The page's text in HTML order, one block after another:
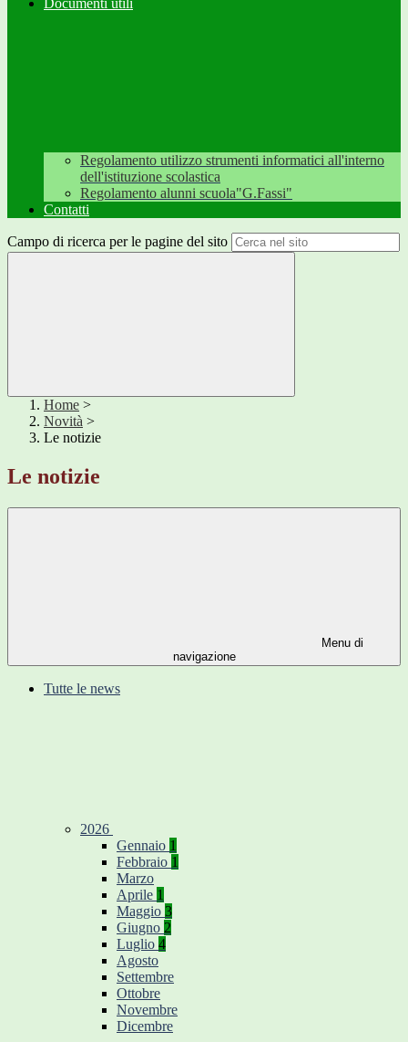
Documenti utili
Regolamento utilizzo strumenti informatici all'interno
dell'istituzione scolastica
Regolamento alunni scuola"G.Fassi"
Contatti
Campo di ricerca per le pagine del sito
Home >
Novità >
Le notizie
Le notizie
Menu di
navigazione
Tutte le news
2026
Gennaio 1
Febbraio 1
Marzo
Aprile 1
Maggio 3
Giugno 2
Luglio 4
Agosto
Settembre
Ottobre
Novembre
Dicembre